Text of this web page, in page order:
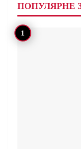
ПОПУЛЯРНЕ